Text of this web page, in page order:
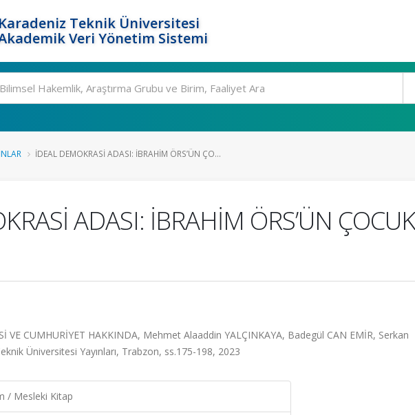
Karadeniz Teknik Üniversitesi
Veri Yönetim Sistemi
İDEAL DEMOKRASİ ADASI: İBRAHİM ÖRS’ÜN ÇO...
ADASI: İBRAHİM ÖRS’ÜN
VE CUMHURİYET HAKKINDA, Mehmet Alaaddin YALÇINKAYA, Badegül CAN EMİR, Serkan
Üniversitesi Yayınları, Trabzon, ss.175-198, 2023
/ Mesleki Kitap